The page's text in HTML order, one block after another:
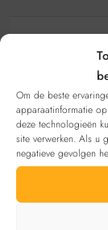
Om de beste
apparaatinformatie
deze technologieën
site verwerken. Als u
negatieve gevolgen
Bekijk deze
account?
Neem